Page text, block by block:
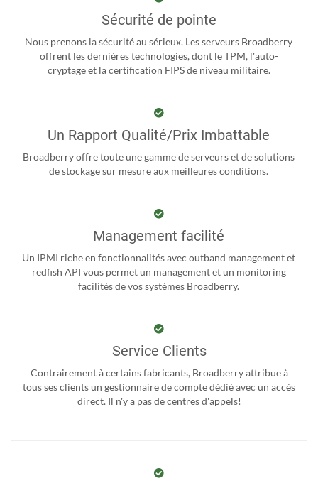
Sécurité de pointe
Nous prenons la sécurité au sérieux. Les serveurs Broadberry
offrent les dernières technologies, dont le TPM, l'auto-
cryptage et la certification FIPS de niveau militaire.
Un Rapport Qualité/Prix Imbattable
Broadberry offre toute une gamme de serveurs et de solutions
de stockage sur mesure aux meilleures conditions.
Management facilité
Un IPMI riche en fonctionnalités avec outband management et
redfish API vous permet un management et un monitoring
facilités de vos systèmes Broadberry.
Service Clients
Contrairement à certains fabricants, Broadberry attribue à
tous ses clients un gestionnaire de compte dédié avec un accès
direct. Il n'y a pas de centres d'appels!